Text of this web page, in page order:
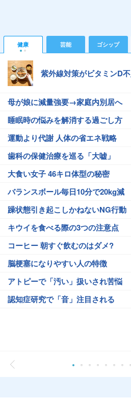
健康 芸能 ゴシップ
紫外線対策がビタミンD
母が娘に減量強要→家庭内別居へ
睡眠時の悩みを解消する過ごし方
運動より代謝 人体の省エネ戦略
歯科の保健治療を巡る「大嘘」
大食い女子 46キロ体型の秘密
バランスボール毎日10分で20kg減
躁状態引き起こしかねないNG行動
キウイを食べる際の3つの注意点
コーヒー 朝すぐ飲むのはダメ?
脳梗塞になりやすい人の特徴
アトピーで「汚い」扱いされ苦悩
認知症研究で「音」注目される